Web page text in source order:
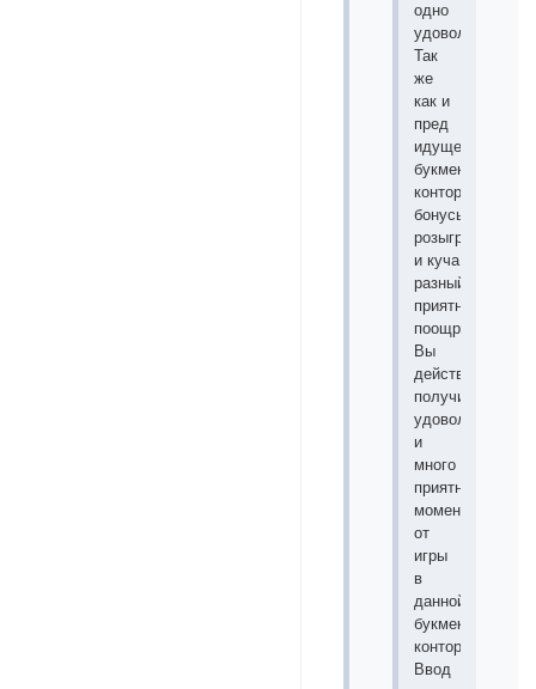
одно
удовольствие.
Так
же
как и
пред
идущей
букмекерской
конторе
бонусы
розыгрыши
и куча
разный
приятных
поощрений.
Вы
действительно
получите
удовольствие
и
много
приятных
моментов
от
игры
в
данной
букмекерской
конторе.
Ввод